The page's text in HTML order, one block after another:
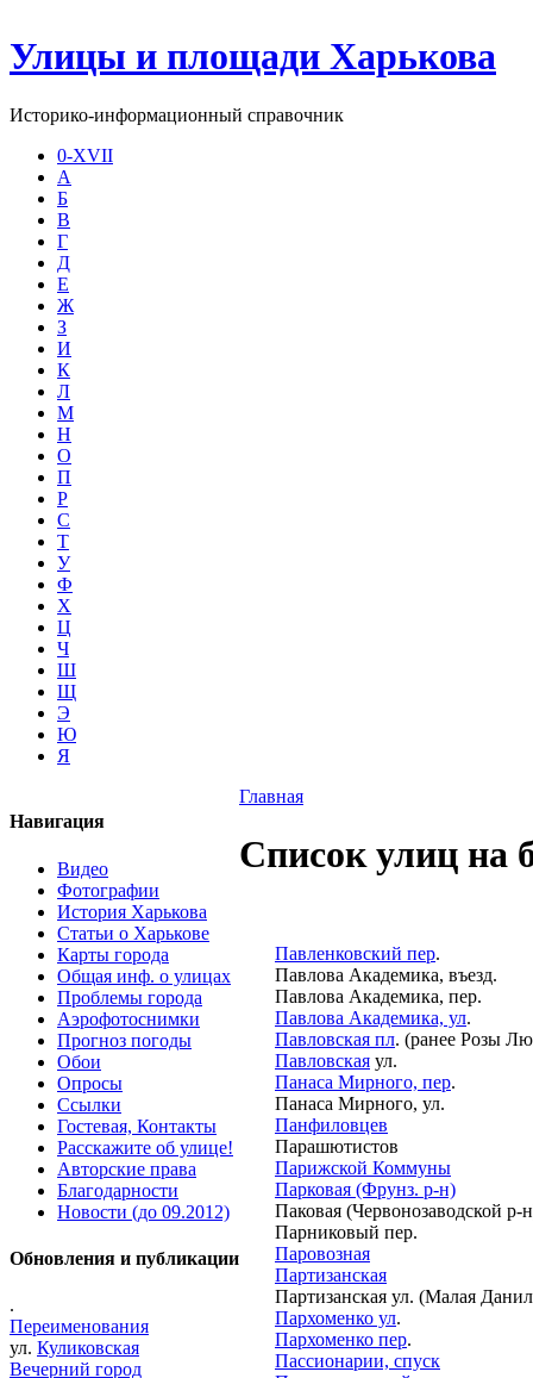
Улицы и площади Харькова
Историко-информационный справочник
0-XVII
А
Б
В
Г
Д
Е
Ж
З
И
К
Л
М
Н
О
П
Р
С
Т
У
Ф
Х
Ц
Ч
Ш
Щ
Э
Ю
Я
Навигация
Видео
Фотографии
История Харькова
Статьи о Харькове
Карты города
Общая инф. о улицах
Проблемы города
Аэрофотоснимки
Прогноз погоды
Обои
Опросы
Ссылки
Гостевая, Контакты
Расскажите об улице!
Авторские права
Благодарности
Новости (до 09.2012)
Обновления и публикации
.
Переименования
ул. Куликовская
Вечерний город
Главная
Список улиц на
Павленковский пер.
Павлова Академика, въезд.
Павлова Академика, пер.
Павлова Академика, ул.
Павловская пл. (ранее Розы
Павловская ул.
Панаса Мирного, пер.
Панаса Мирного, ул.
Панфиловцев
Парашютистов
Парижской Коммуны
Парковая (Фрунз. р-н)
Паковая (Червонозаводской р-
Парниковый пер.
Паровозная
Партизанская
Партизанская ул. (Малая
Пархоменко ул.
Пархоменко пер.
Пассионарии, спуск